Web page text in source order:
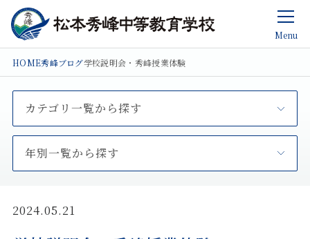
Menu
HOME秀峰ブログ学校説明会・秀峰授業体験
カテゴリ一覧から探す
年別一覧から探す
2024.05.21